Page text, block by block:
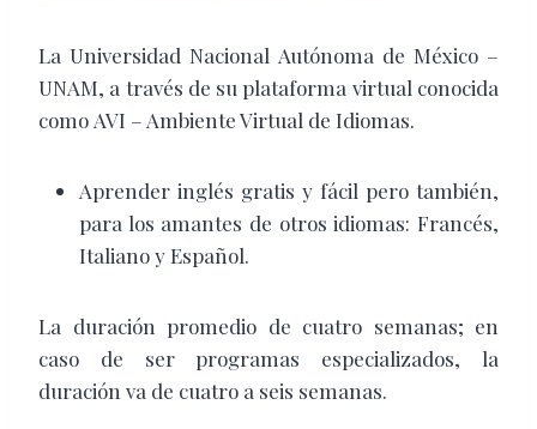
La Universidad Nacional Autónoma de México –
UNAM, a través de su plataforma virtual conocida
como AVI – Ambiente Virtual de Idiomas.
Aprender inglés gratis y fácil pero también,
para los amantes de otros idiomas: Francés,
Italiano y Español.
La duración promedio de cuatro semanas; en
caso de ser programas especializados, la
duración va de cuatro a seis semanas.